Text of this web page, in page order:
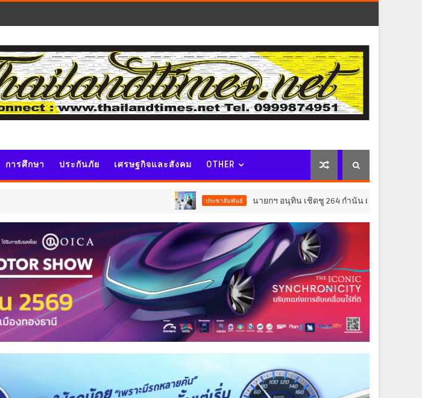
การศึกษา ประกันภัย เศรษฐกิจและสังคม OTHER
นายกฯ อนุทิน เชิดชู 264 กำนัน ผู้ใหญ่บ้านยอดเยี่ยม มอบแหนบทองค